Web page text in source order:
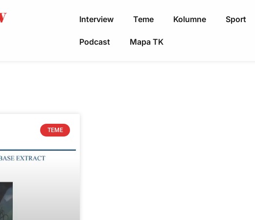
Interview Teme Kolumne Sport
Podcast Mapa TK
TEME